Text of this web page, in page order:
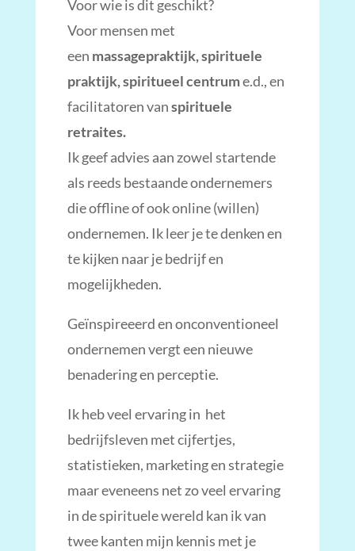
Voor wie is dit geschikt?
Voor mensen met
een massagepraktijk, spirituele
praktijk, spiritueel centrume.d., en
facilitatoren vanspirituele
retraites.
Ik geef advies aan zowel startende
als reeds bestaande ondernemers
die offline of ook online (willen)
ondernemen. Ik leer je te denken en
te kijken naar je bedrijf en
mogelijkheden.
Geïnspireeerd en onconventioneel
ondernemen vergt een nieuwe
benadering en perceptie.
Ik heb veel ervaring in het
bedrijfsleven met cijfertjes,
statistieken, marketing en strategie
maar eveneens net zo veel ervaring
in de spirituele wereld kan ik van
twee kanten mijn kennis met je